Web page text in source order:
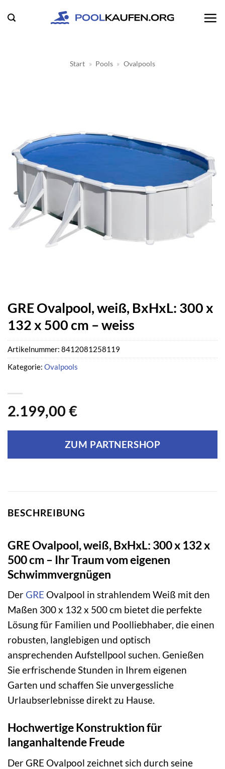
Inhalt
Start » Pools » Ovalpools
GRE Ovalpool, weiß, BxHxL: 300 x
132 x 500 cm – weiss
2.199,00 €
ZUM PARTNERSHOP
Artikelnummer: 8412081258119
Kategorie: Ovalpools
BESCHREIBUNG
GRE Ovalpool, weiß, BxHxL: 300 x 132 x
500 cm – Ihr Traum vom eigenen
Schwimmvergnügen
Der GRE Ovalpool in strahlendem Weiß mit den
Maßen 300 x 132 x 500 cm bietet die perfekte
Lösung für Familien und Poolliebhaber, die einen
robusten, langlebigen und optisch
ansprechenden Aufstellpool suchen. Genießen
Sie erfrischende Stunden in Ihrem eigenen
Garten und schaffen Sie unvergessliche
Urlaubserlebnisse direkt zu Hause.
Hochwertige Konstruktion für
langanhaltende Freude
Der GRE Ovalpool zeichnet sich durch seine